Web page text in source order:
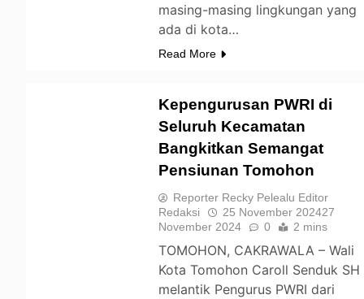
masing-masing lingkungan yang
ada di kota…
Read More
Kepengurusan PWRI di
Seluruh Kecamatan
Bangkitkan Semangat
Pensiunan Tomohon
Reporter Recky Pelealu Editor
Redaksi
25 November 202427
November 2024
0 2 mins
TOMOHON, CAKRAWALA – Wali
Kota Tomohon Caroll Senduk SH
melantik Pengurus PWRI dari